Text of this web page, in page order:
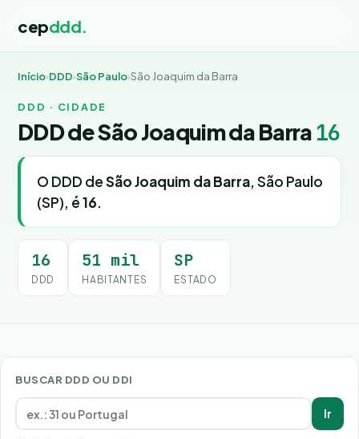
cepddd.
Início›DDD›São Paulo›São Joaquim da Barra
DDD · CIDADE
DDD de São Joaquim da Barra 16
O DDD deSão Joaquim da Barra, São Paulo
(SP), é16.
16
DDD
51 mil
HABITANTES
SP
ESTADO
BUSCAR DDD OU DDI
Ir